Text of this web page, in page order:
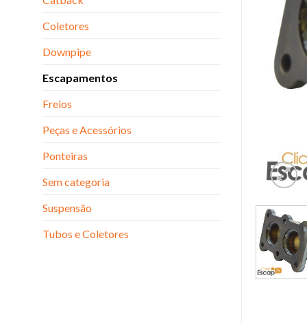
Coletores
Downpipe
Escapamentos
Freios
Peças e Acessórios
Ponteiras
Sem categoria
Suspensão
Tubos e Coletores